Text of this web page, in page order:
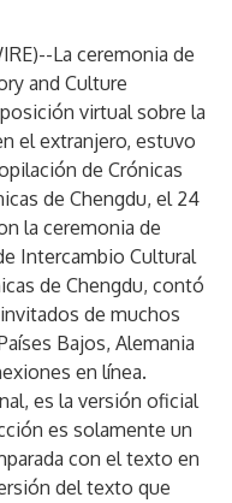
)--La ceremonia de
and Culture
virtual sobre la
el extranjero, estuvo
de Crónicas
de Chengdu, el 24
la ceremonia de
Intercambio Cultural
de Chengdu, contó
de muchos
Bajos, Alemania
en línea.
es la versión oficial
es solamente un
con el texto en
del texto que